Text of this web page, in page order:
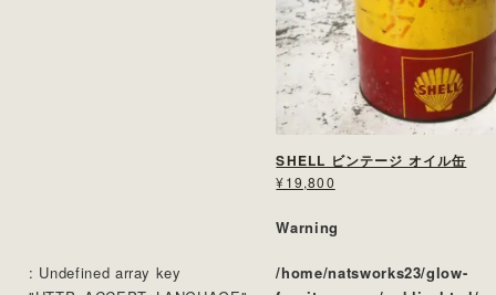
SHELL ビンテージ オイル缶
¥19,800
Warning
: Undefined array key
/home/natsworks23/glow-